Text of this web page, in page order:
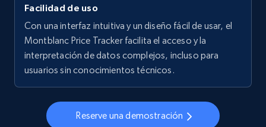
Walmart - products - Collects products by
specific keywords
URL, Final price, Sku, Currency, Gtin,
Specifications, Image urls, Top reviews, and
Facilidad de uso
Con una interfaz intuitiva y un diseño fácil de usar, el
Montblanc Price Tracker facilita el acceso y la
interpretación de datos complejos, incluso para
usuarios sin conocimientos técnicos.
Reserve una demostración